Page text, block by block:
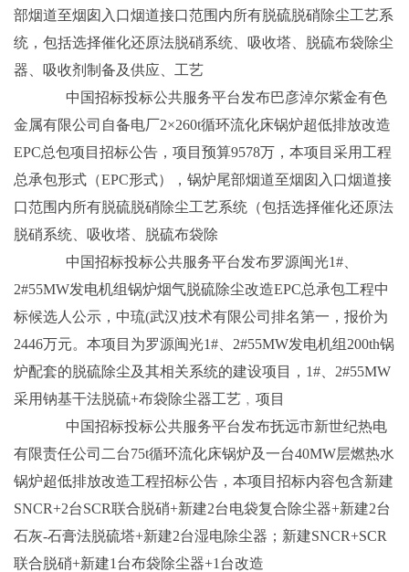
部烟道至烟囱入口烟道接口范围内所有脱硫脱硝除尘工艺系
统，包括选择催化还原法脱硝系统、吸收塔、脱硫布袋除尘
器、吸收剂制备及供应、工艺
中国招标投标公共服务平台发布巴彦淖尔紫金有色
金属有限公司自备电厂2×260t循环流化床锅炉超低排放改造
EPC总包项目招标公告，项目预算9578万，本项目采用工程
总承包形式（EPC形式），锅炉尾部烟道至烟囱入口烟道接
口范围内所有脱硫脱硝除尘工艺系统（包括选择催化还原法
脱硝系统、吸收塔、脱硫布袋除
中国招标投标公共服务平台发布罗源闽光1#、
2#55MW发电机组锅炉烟气脱硫除尘改造EPC总承包工程中
标候选人公示，中琉(武汉)技术有限公司排名第一，报价为
2446万元。本项目为罗源闽光1#、2#55MW发电机组200th锅
炉配套的脱硫除尘及其相关系统的建设项目，1#、2#55MW
采用钠基干法脱硫+布袋除尘器工艺﹐项目
中国招标投标公共服务平台发布抚远市新世纪热电
有限责任公司二台75t循环流化床锅炉及一台40MW层燃热水
锅炉超低排放改造工程招标公告，本项目招标内容包含新建
SNCR+2台SCR联合脱硝+新建2台电袋复合除尘器+新建2台
石灰-石膏法脱硫塔+新建2台湿电除尘器；新建SNCR+SCR
联合脱硝+新建1台布袋除尘器+1台改造